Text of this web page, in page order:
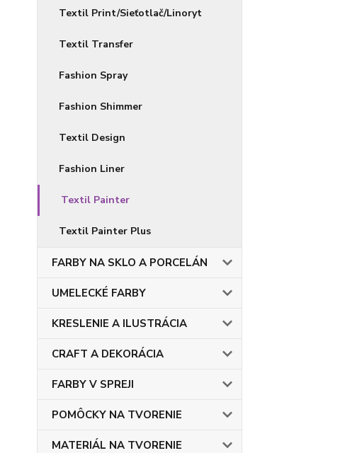
Textil Print/Sieťotlač/Linoryt
Textil Transfer
Fashion Spray
Fashion Shimmer
Textil Design
Fashion Liner
Textil Painter
Textil Painter Plus
FARBY NA SKLO A PORCELÁN
UMELECKÉ FARBY
KRESLENIE A ILUSTRÁCIA
CRAFT A DEKORÁCIA
FARBY V SPREJI
POMÔCKY NA TVORENIE
MATERIÁL NA TVORENIE